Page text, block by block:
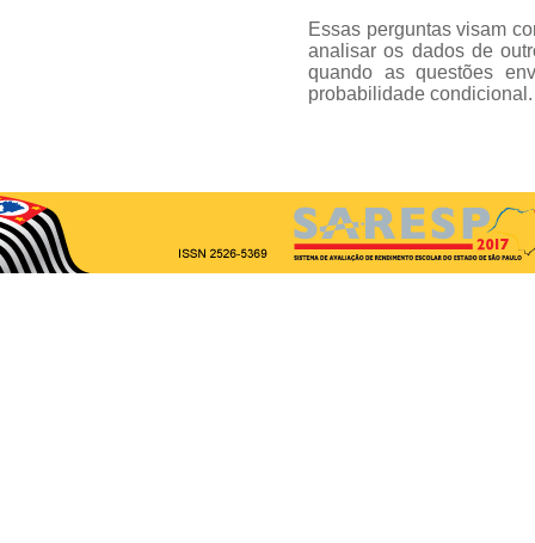
Essas perguntas visam
analisar os dados de
quando as questões
probabilidade condicional.